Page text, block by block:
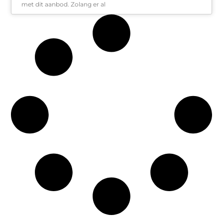
met dit aanbod. Zolang er al